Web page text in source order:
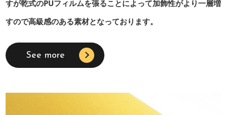
すが乾式のPUフィルムを張ることによって加飾性がより一層増
すので高級感のある素材となっております。
See more